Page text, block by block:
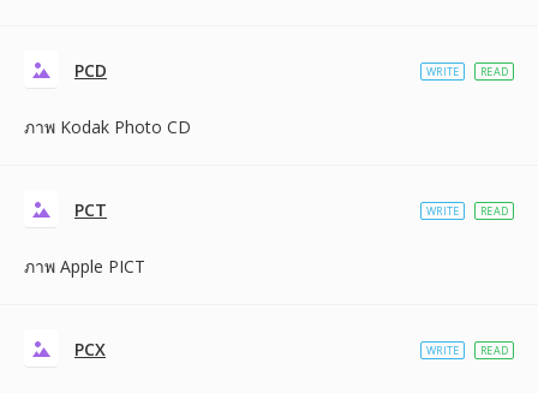
PCD
ภาพ Kodak Photo CD
WRITE READ
PCT
ภาพ Apple PICT
WRITE READ
PCX WRITE READ